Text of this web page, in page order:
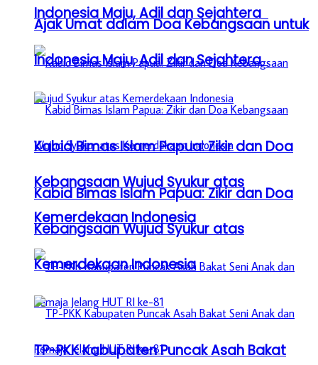
Indonesia Maju, Adil dan Sejahtera
Kabid Bimas Islam Papua: Zikir dan Doa
Kebangsaan Wujud Syukur atas
Kemerdekaan Indonesia
TP-PKK Kabupaten Puncak Asah Bakat
Ajak Umat dalam Doa Kebangsaan untuk
Indonesia Maju, Adil dan Sejahtera
Kabid Bimas Islam Papua: Zikir dan Doa
Kebangsaan Wujud Syukur atas
Kemerdekaan Indonesia